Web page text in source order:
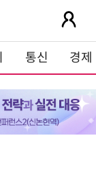
통신 경제